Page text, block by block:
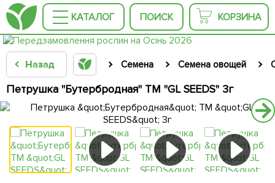
КАТАЛОГ ПОИСК КОРЗИНА
Назад Семена Семена овощей
Петрушка "Бутербродная" ТМ "GL SEEDS" 3г